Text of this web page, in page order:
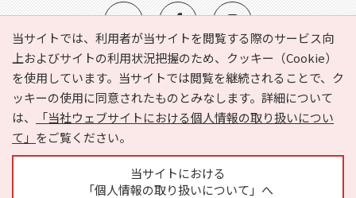
当サイトでは、利用者が当サイトを閲覧する際のサービス向
上およびサイトの利用状況把握のため、クッキー（Cookie）
を使用しています。当サイトでは閲覧を継続されることで、ク
ッキーの使用に同意されたものとみなします。詳細について
は、
「当社ウェブサイトにおける個人情報の取り扱いについ
て」 をご覧ください。
当サイトにおける
「個人情報の取り扱いについて」へ
e-NAVITA（イーナビタ）とは？ お気に入り
ヘルプ
利用規約
個人情報の取り扱いについて
運営会社
サイトマップ
広告掲載に関するお問い合わせ